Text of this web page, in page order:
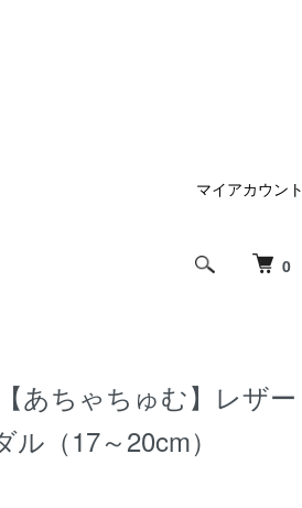
0
マイアカウント
あちゃちゅむ】レザー
（17～20cm）